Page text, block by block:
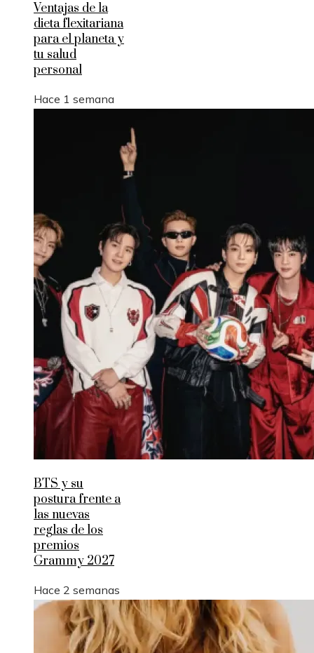
Ventajas de la
dieta flexitariana
para el planeta y
tu salud
personal
Hace 1 semana
BTS y su
postura frente a
las nuevas
reglas de los
premios
Grammy 2027
Hace 2 semanas